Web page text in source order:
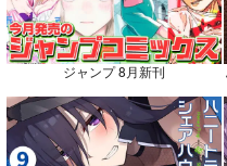
ジャンプ 8月新刊